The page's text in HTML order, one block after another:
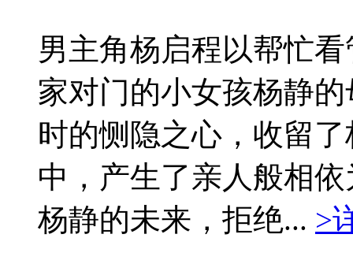
男主角杨启程以帮忙
家对门的小女孩杨静
时的恻隐之心，收留
中，产生了亲人般相
杨静的未来，拒绝... >